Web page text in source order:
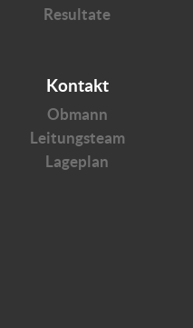
Resultate
Kontakt
Obmann
Leitungsteam
Lageplan